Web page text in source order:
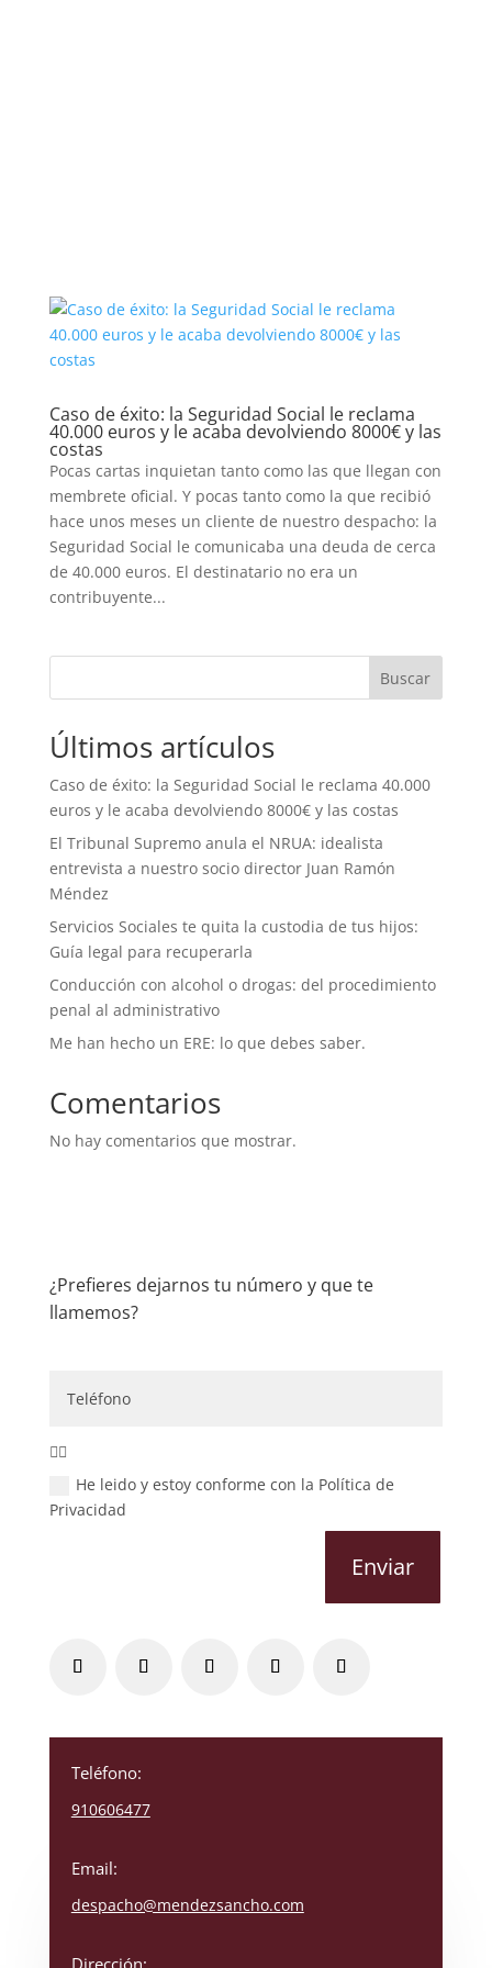
Caso de éxito: la Seguridad Social le reclama
40.000 euros y le acaba devolviendo 8000€ y las
costas
Pocas cartas inquietan tanto como las que llegan con
membrete oficial. Y pocas tanto como la que recibió
hace unos meses un cliente de nuestro despacho: la
Seguridad Social le comunicaba una deuda de cerca
de 40.000 euros. El destinatario no era un
contribuyente...
Buscar
Últimos artículos
Caso de éxito: la Seguridad Social le reclama 40.000
euros y le acaba devolviendo 8000€ y las costas
El Tribunal Supremo anula el NRUA: idealista
entrevista a nuestro socio director Juan Ramón
Méndez
Servicios Sociales te quita la custodia de tus hijos:
Guía legal para recuperarla
Conducción con alcohol o drogas: del procedimiento
penal al administrativo
Me han hecho un ERE: lo que debes saber.
Comentarios
No hay comentarios que mostrar.
¿Prefieres dejarnos tu número y que te
llamemos?
👇🏼
He leido y estoy conforme con la Política de
Privacidad
Enviar
Teléfono:
910606477
Email:
despacho@mendezsancho.com
Dirección: